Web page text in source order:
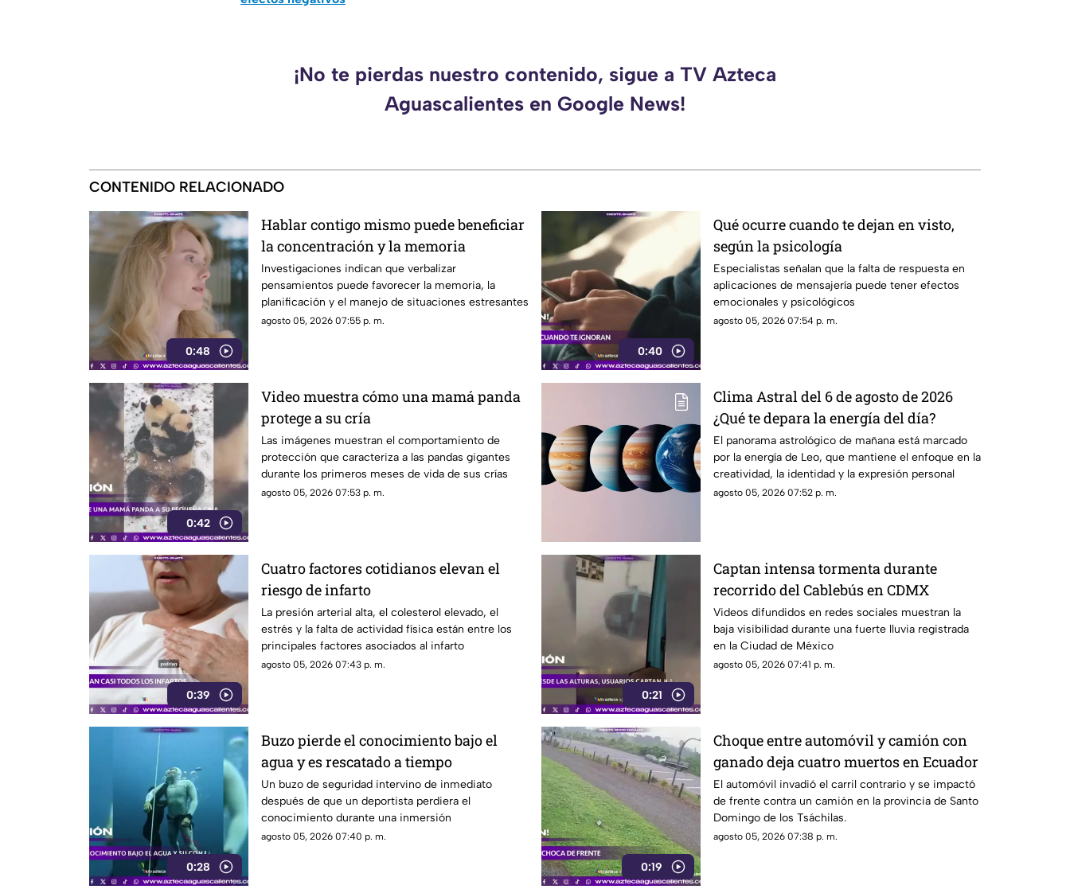
¡No te pierdas nuestro contenido, sigue a TV Azteca
Aguascalientes en Google News!
CONTENIDO RELACIONADO
0:48
Hablar contigo mismo puede beneficiar
la concentración y la memoria
Investigaciones indican que verbalizar
pensamientos puede favorecer la memoria, la
planificación y el manejo de situaciones estresantes
agosto 05, 2026 07:55 p. m.
0:40
Qué ocurre cuando te dejan en visto,
según la psicología
Especialistas señalan que la falta de respuesta en
aplicaciones de mensajería puede tener efectos
emocionales y psicológicos
agosto 05, 2026 07:54 p. m.
0:42
Video muestra cómo una mamá panda
protege a su cría
Las imágenes muestran el comportamiento de
protección que caracteriza a las pandas gigantes
durante los primeros meses de vida de sus crías
agosto 05, 2026 07:53 p. m.
Clima Astral del 6 de agosto de 2026
¿Qué te depara la energía del día?
El panorama astrológico de mañana está marcado
por la energía de Leo, que mantiene el enfoque en la
creatividad, la identidad y la expresión personal
agosto 05, 2026 07:52 p. m.
0:39
Cuatro factores cotidianos elevan el
riesgo de infarto
La presión arterial alta, el colesterol elevado, el
estrés y la falta de actividad física están entre los
principales factores asociados al infarto
agosto 05, 2026 07:43 p. m.
0:21
Captan intensa tormenta durante
recorrido del Cablebús en CDMX
Videos difundidos en redes sociales muestran la
baja visibilidad durante una fuerte lluvia registrada
en la Ciudad de México
agosto 05, 2026 07:41 p. m.
0:28
Buzo pierde el conocimiento bajo el
agua y es rescatado a tiempo
Un buzo de seguridad intervino de inmediato
después de que un deportista perdiera el
conocimiento durante una inmersión
agosto 05, 2026 07:40 p. m.
0:19
Choque entre automóvil y camión con
ganado deja cuatro muertos en Ecuador
El automóvil invadió el carril contrario y se impactó
de frente contra un camión en la provincia de Santo
Domingo de los Tsáchilas.
agosto 05, 2026 07:38 p. m.